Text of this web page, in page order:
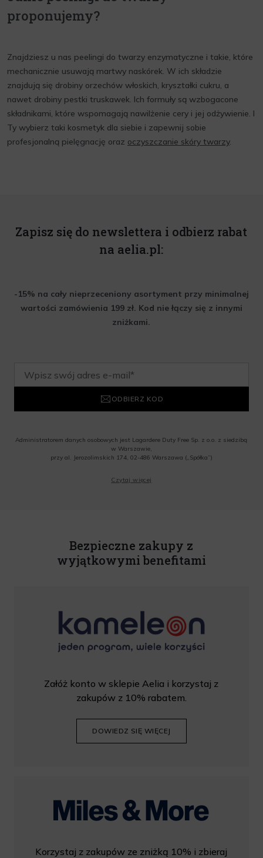
mechaniczne i enzymatyczne.
Peelingi enzymatyczne można stosować w połączeniu z
innymi zabiegami na skórę i stanowią wspaniałe
zaskórników. Dodatkowo, eliminuje nawracające i
uporczywe niedoskonałości.
proponujemy?
Znajdziesz u nas peelingi do twarzy enzymatyczne i takie, które
mechanicznie usuwają martwy naskórek. W ich składzie
znajdują się drobiny orzechów włoskich, kryształki cukru, a
nawet drobiny pestki truskawek. Ich formuły są wzbogacone
składnikami, które wspomagają nawilżenie cery i jej odżywienie. I
Ty wybierz taki kosmetyk dla siebie i zapewnij sobie
profesjonalną pielęgnację oraz oczyszczanie skóry twarzy.
Zapisz się do newslettera i odbierz rabat
na aelia.pl:
-15% na cały nieprzeceniony asortyment przy minimalnej
wartości zamówienia 199 zł. Kod nie łączy się z innymi
zniżkami.
ODBIERZ KOD
Administratorem danych osobowych jest Lagardere Duty Free Sp. z o.o. z siedzibą
w Warszawie,
przy al. Jerozolimskich 174, 02-486 Warszawa („Spółka”)
o.o. informacji handlowych, w tym newslettera, informacji o promocjach i
Czytaj więcej
Bezpieczne zakupy z
wyjątkowymi benefitami
Załóż konto w sklepie Aelia i korzystaj z
zakupów z 10% rabatem.
DOWIEDZ SIĘ WIĘCEJ
Korzystaj z zakupów ze zniżką 10% i zbieraj